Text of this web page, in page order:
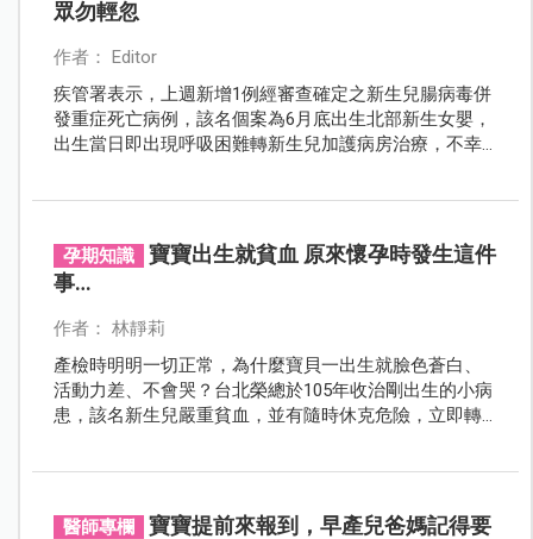
眾勿輕忽
作者： Editor
疾管署表示，上週新增1例經審查確定之新生兒腸病毒併
發重症死亡病例，該名個案為6月底出生北部新生女嬰，
出生當日即出現呼吸困難轉新生兒加護病房治療，不幸
孕期知識
寶寶出生就貧血 原來懷孕時發生這件
事…
作者： 林靜莉
產檢時明明一切正常，為什麼寶貝一出生就臉色蒼白、
活動力差、不會哭？台北榮總於105年收治剛出生的小病
患，該名新生兒嚴重貧血，並有隨時休克危險，立即轉
醫師專欄
寶寶提前來報到，早產兒爸媽記得要